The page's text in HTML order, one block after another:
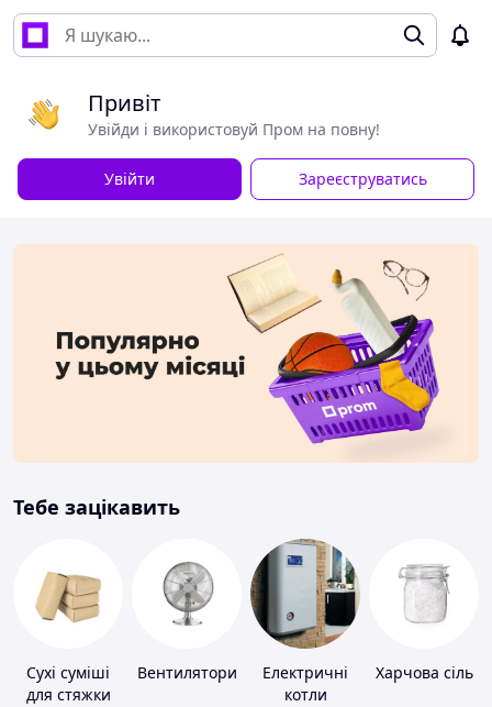
Привіт
Увійди і використовуй Пром на повну!
Увійти Зареєструватись
Тебе зацікавить
Сухі суміші
для стяжки
Вентилятори
Електричні
котли
Харчова сіль